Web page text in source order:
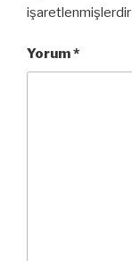
işaretlenmişlerdir
Yorum*